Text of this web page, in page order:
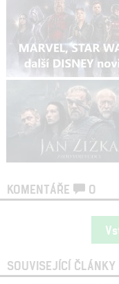
KOMENTÁŘE 0
SOUVISEJÍCÍ ČLÁNKY